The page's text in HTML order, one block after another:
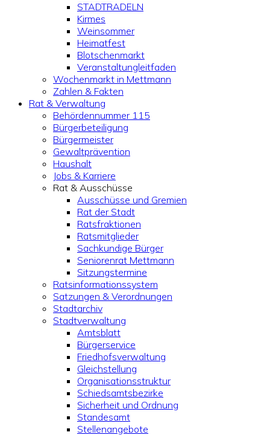
STADTRADELN
Kirmes
Weinsommer
Heimatfest
Blotschenmarkt
Veranstaltungleitfaden
Wochenmarkt in Mettmann
Zahlen & Fakten
Rat & Verwaltung
Behördennummer 115
Bürgerbeteiligung
Bürgermeister
Gewaltprävention
Haushalt
Jobs & Karriere
Rat & Ausschüsse
Ausschüsse und Gremien
Rat der Stadt
Ratsfraktionen
Ratsmitglieder
Sachkundige Bürger
Seniorenrat Mettmann
Sitzungstermine
Ratsinformationssystem
Satzungen & Verordnungen
Stadtarchiv
Stadtverwaltung
Amtsblatt
Bürgerservice
Friedhofsverwaltung
Gleichstellung
Organisationsstruktur
Schiedsamtsbezirke
Sicherheit und Ordnung
Standesamt
Stellenangebote